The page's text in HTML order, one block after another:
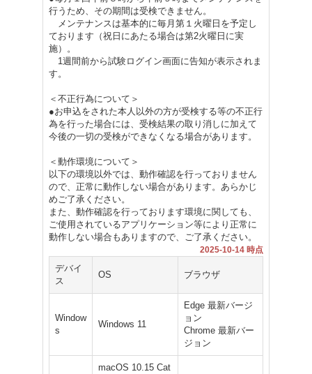
行うため、その期間は受検できません。
メンテナンスは基本的に毎月第１火曜日を予定し
ております（祝日にあたる場合は第2火曜日に実
施）。
1週間前から試験ログイン画面に告知が表示されま
す。
＜不正行為について＞
●お申込をされた本人以外の方が受検する等の不正行
為を行った場合には、受検結果の取り消しに加えて
今後の一切の受検ができなくなる場合があります。
＜動作環境について＞
以下の環境以外では、動作確認を行っておりません
ので、正常に動作しない場合があります。あらかじ
めご了承ください。
また、動作確認を行っております環境に関しても、
ご使用されているアプリケーション等により正常に
動作しない場合もありますので、ご了承ください。
2025-10-14 時点
デバイ
ス
OS ブラウザ
Window
s
Windows 11
Edge 最新バージ
ョン
Chrome 最新バー
ジョン
macOS 10.15 Cat